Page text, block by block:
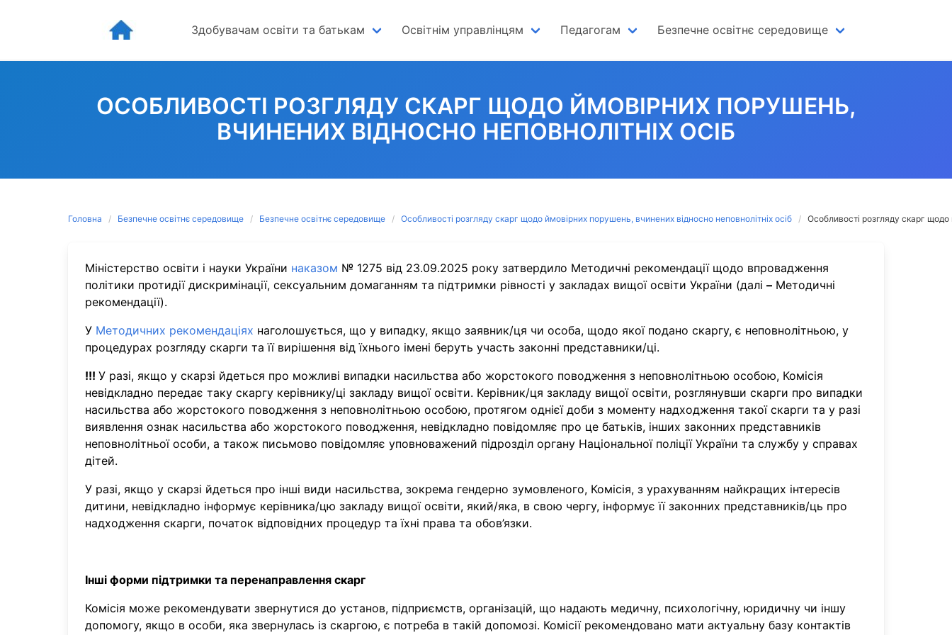
Здобувачам освіти та батькам Освітнім управлінцям Педагогам Безпечне освітнє середовище
ОСОБЛИВОСТІ РОЗГЛЯДУ СКАРГ ЩОДО ЙМОВІРНИХ ПОРУШЕНЬ,
ВЧИНЕНИХ ВІДНОСНО НЕПОВНОЛІТНІХ ОСІБ
Головна Безпечне освітнє середовище Безпечне освітнє середовище Особливості розгляду скарг щодо ймовірних порушень, вчинених відносно неповнолітніх осіб Особливості розгляду скарг щодо
Міністерство освіти і науки України наказом № 1275 від 23.09.2025 року затвердило Методичні рекомендації щодо впровадження
політики протидії дискримінації, сексуальним домаганням та підтримки рівності у закладах вищої освіти України (далі – Методичні
рекомендації).
У Методичних рекомендаціях наголошується, що у випадку, якщо заявник/ця чи особа, щодо якої подано скаргу, є неповнолітньою, у
процедурах розгляду скарги та її вирішення від їхнього імені беруть участь законні представники/ці.
!!! У разі, якщо у скарзі йдеться про можливі випадки насильства або жорстокого поводження з неповнолітньою особою, Комісія
невідкладно передає таку скаргу керівнику/ці закладу вищої освіти. Керівник/ця закладу вищої освіти, розглянувши скарги про випадки
насильства або жорстокого поводження з неповнолітньою особою, протягом однієї доби з моменту надходження такої скарги та у разі
виявлення ознак насильства або жорстокого поводження, невідкладно повідомляє про це батьків, інших законних представників
неповнолітньої особи, а також письмово повідомляє уповноважений підрозділ органу Національної поліції України та службу у справах
дітей.
У разі, якщо у скарзі йдеться про інші види насильства, зокрема гендерно зумовленого, Комісія, з урахуванням найкращих інтересів
дитини, невідкладно інформує керівника/цю закладу вищої освіти, який/яка, в свою чергу, інформує її законних представників/ць про
надходження скарги, початок відповідних процедур та їхні права та обов’язки.
Інші форми підтримки та перенаправлення скарг
Комісія може рекомендувати звернутися до установ, підприємств, організацій, що надають медичну, психологічну, юридичну чи іншу
допомогу, якщо в особи, яка звернулась із скаргою, є потреба в такій допомозі. Комісії рекомендовано мати актуальну базу контактів